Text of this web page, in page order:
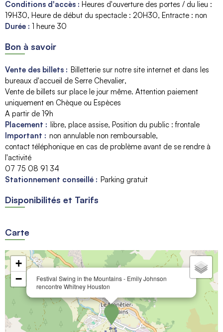
Conditions d'accès : Heures d'ouverture des portes / du lieu :
19H30 Heure de début du spectacle : 20H30 Entracte : non
Durée : 1 heure 30
Bon à savoir
Vente des billets : Billetterie sur notre site internet et dans les
bureaux d'accueil de Serre Chevalier
Vente de billets sur place le jour même. Attention paiement
uniquement en Chèque ou Espèces
A partir de 19h
Placement : libre place assise Position du public : frontale
Important : non annulable non remboursable
contact téléphonique en cas de problème avant de se rendre à
l'activité
07 75 08 91 34
Stationnement conseillé : Parking gratuit
Disponibilités et Tarifs
Carte
Festival Swing in the Mountains - Emily Johnson
rencontre Whitney Houston
+
−